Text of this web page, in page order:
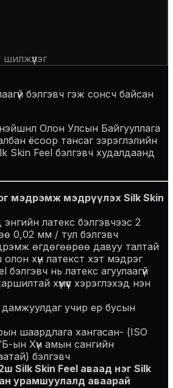
бэлгэвч гэж сонсч байсан
Олон Улсын Байгууллага
ёсоор тансаг зэрэглэлийн
Skin Feel бэлгэвч худалдаанд
мэдрэмж мэдрүүлэх Silk Skin
латекс бэлгэвчээс 2
0,02 мм / тул бэлгэвч
өгдөгөөрөө давуу талтай
хүн латекст хэт мэдрэг
нь латекс агуулаагүй
хүмүүс хэрэглэхэд нэн
учир ер бусын
шаардлага хангасан- (ISO
ын Хүн амын сангийн
бэлгэвч
Silk Skin Feel аваад нэг Silk
урамшуулалд аваарай